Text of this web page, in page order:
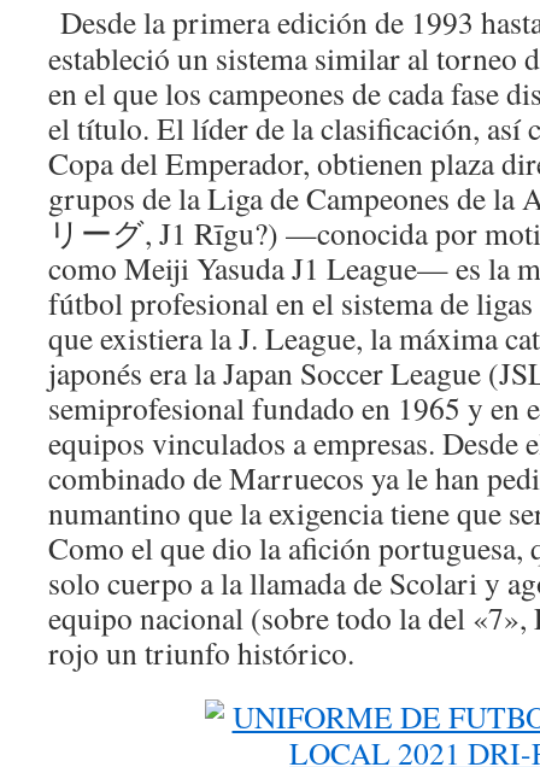
Desde la primera edición de 1993
estableció un sistema similar al torneo
en el que los campeones de cada fase
el título. El líder de la clasificación, así
Copa del Emperador, obtienen plaza
grupos de la Liga de Campeones de la
リーグ, J1 Rīgu?) —conocida por
como Meiji Yasuda J1 League— es la
fútbol profesional en el sistema de
que existiera la J. League, la máxima
japonés era la Japan Soccer League
semiprofesional fundado en 1965 y en
equipos vinculados a empresas. Desde
combinado de Marruecos ya le han
numantino que la exigencia tiene que
Como el que dio la afición portuguesa,
solo cuerpo a la llamada de Scolari y
equipo nacional (sobre todo la del «7»,
rojo un triunfo histórico.